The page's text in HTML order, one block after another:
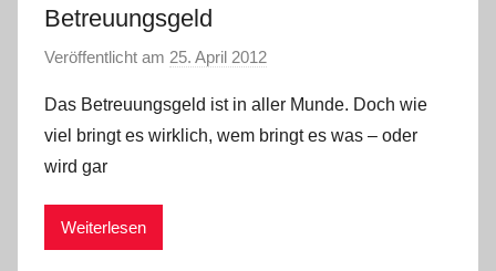
Betreuungsgeld
Veröffentlicht am 25. April 2012
n
P
Das Betreuungsgeld ist in aller Munde. Doch wie
viel bringt es wirklich, wem bringt es was – oder
wird gar
Weiterlesen